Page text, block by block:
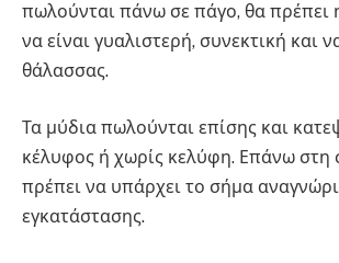
πωλούνται πάνω σε πάγο, θα πρέπει
να είναι γυαλιστερή, συνεκτική και
θάλασσας.
Τα μύδια πωλούνται επίσης και
κέλυφος ή χωρίς κελύφη. Επάνω στη
πρέπει να υπάρχει το σήμα
εγκατάστασης.